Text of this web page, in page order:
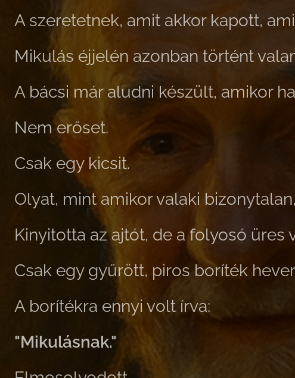
A szeretetnek, amit akkor kapott,
Mikulás éjjelén azonban történt
A bácsi már aludni készült, amikor
Nem erőset.
Csak egy kicsit.
Olyat, mint amikor valaki
Kinyitotta az ajtót, de a folyosó üres
Csak egy gyűrött, piros boríték
A borítékra ennyi volt írva:
"Mikulásnak."